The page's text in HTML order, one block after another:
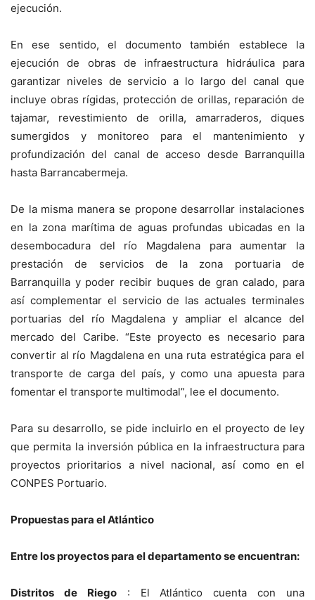
ejecución.
En ese sentido, el documento también establece la
ejecución de obras de infraestructura hidráulica para
garantizar niveles de servicio a lo largo del canal que
incluye obras rígidas, protección de orillas, reparación de
tajamar, revestimiento de orilla, amarraderos, diques
sumergidos y monitoreo para el mantenimiento y
profundización del canal de acceso desde Barranquilla
hasta Barrancabermeja.
De la misma manera se propone desarrollar instalaciones
en la zona marítima de aguas profundas ubicadas en la
desembocadura del río Magdalena para aumentar la
prestación de servicios de la zona portuaria de
Barranquilla y poder recibir buques de gran calado, para
así complementar el servicio de las actuales terminales
portuarias del río Magdalena y ampliar el alcance del
mercado del Caribe. “Este proyecto es necesario para
convertir al río Magdalena en una ruta estratégica para el
transporte de carga del país, y como una apuesta para
fomentar el transporte multimodal”, lee el documento.
Para su desarrollo, se pide incluirlo en el proyecto de ley
que permita la inversión pública en la infraestructura para
proyectos prioritarios a nivel nacional, así como en el
CONPES Portuario.
Propuestas para el Atlántico
Entre los proyectos para el departamento se encuentran:
Distritos de Riego: El Atlántico cuenta con una